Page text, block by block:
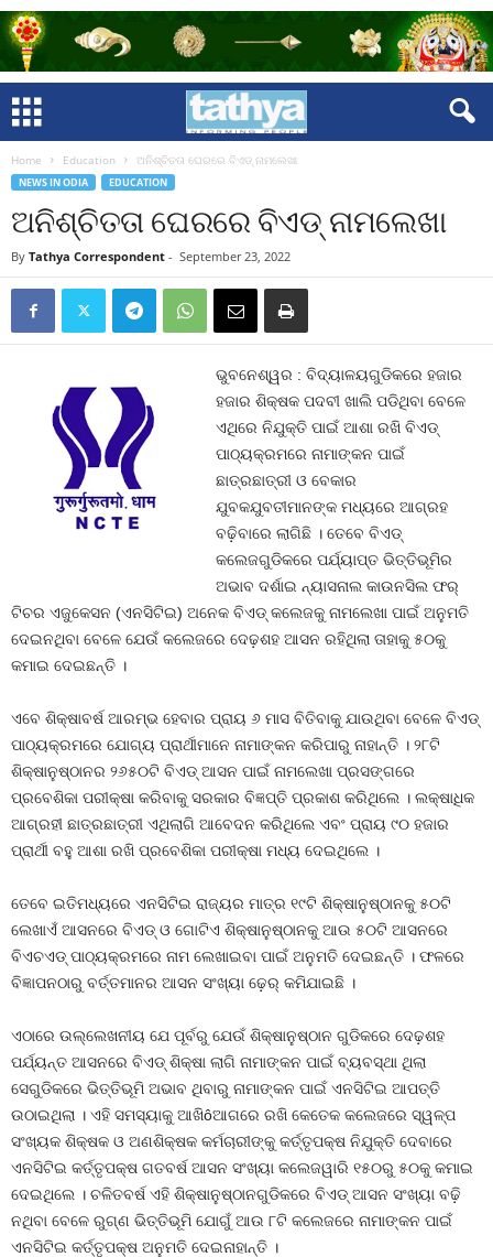
Home Education ଅନିଶ୍ଚିତତା ଘେରରେ ବିଏଡ୍‍ ନାମଲେଖା
NEWS IN ODIA EDUCATION
ଅନିଶ୍ଚିତତା ଘେରରେ ବିଏଡ୍‍ ନାମଲେଖା
By Tathya Correspondent - September 23, 2022
ଭୁବନେଶ୍ୱର : ବିଦ୍ୟାଳୟଗୁଡିକରେ ହଜାର
ହଜାର ଶିକ୍ଷକ ପଦବୀ ଖାଲି ପଡିଥିବା ବେଳେ
ଏଥିରେ ନିଯୁକ୍ତି ପାଇଁ ଆଶା ରଖି ବିଏଡ୍‍
ପାଠ୍ୟକ୍ରମରେ ନାମାଙ୍କନ ପାଇଁ
ଛାତ୍ରଛାତ୍ରୀ ଓ ବେକାର
ଯୁବକଯୁବତୀମାନଙ୍କ ମଧ୍ୟରେ ଆଗ୍ରହ
ବଢ଼ିବାରେ ଲାଗିଛି । ତେବେ ବିଏଡ୍‍
କଲେଜଗୁଡିକରେ ପର୍ଯ୍ୟାପ୍ତ ଭିତ୍ତିଭୂମିର
ଅଭାବ ଦର୍ଶାଇ ନ୍ୟାସନାଲ କାଉନସିଲ ଫର୍‍
ଟିଚର ଏଜୁକେସନ (ଏନସିଟିଇ) ଅନେକ ବିଏଡ୍‍ କଲେଜକୁ ନାମଲେଖା ପାଇଁ ଅନୁମତି
ଦେଇନଥିବା ବେଳେ ଯେଉଁ କଲେଜରେ ଦେଢ଼ଶହ ଆସନ ରହିଥିଲା ତାହାକୁ ୫୦କୁ
କମାଇ ଦେଇଛନ୍ତି ।
ଏବେ ଶିକ୍ଷାବର୍ଷ ଆରମ୍ଭ ହେବାର ପ୍ରାୟ ୬ ମାସ ବିତିବାକୁ ଯାଉଥିବା ବେଳେ ବିଏଡ୍‍
ପାଠ୍ୟକ୍ରମରେ ଯୋଗ୍ୟ ପ୍ରାର୍ଥୀମାନେ ନାମାଙ୍କନ କରିପାରୁ ନାହାନ୍ତି । ୨୮ଟି
ଶିକ୍ଷାନୁଷ୍ଠାନର ୨୬୫୦ଟି ବିଏଡ୍‍ ଆସନ ପାଇଁ ନାମଲେଖା ପ୍ରସଙ୍ଗରେ
ପ୍ରବେଶିକା ପରୀକ୍ଷା କରିବାକୁ ସରକାର ବିଜ୍ଞପ୍ତି ପ୍ରକାଶ କରିଥିଲେ । ଲକ୍ଷାଧିକ
ଆଗ୍ରହୀ ଛାତ୍ରଛାତ୍ରୀ ଏଥିଲାଗି ଆବେଦନ କରିଥିଲେ ଏବଂ ପ୍ରାୟ ୯୦ ହଜାର
ପ୍ରାର୍ଥୀ ବହୁ ଆଶା ରଖି ପ୍ରବେଶିକା ପରୀକ୍ଷା ମଧ୍ୟ ଦେଇଥିଲେ ।
ତେବେ ଇତିମଧ୍ୟରେ ଏନସିଟିଇ ରାଜ୍ୟର ମାତ୍ର ୧୯ଟି ଶିକ୍ଷାନୁଷ୍ଠାନକୁ ୫୦ଟି
ଲେଖାଏଁ ଆସନରେ ବିଏଡ୍‍ ଓ ଗୋଟିଏ ଶିକ୍ଷାନୁଷ୍ଠାନକୁ ଆଉ ୫୦ଟି ଆସନରେ
ବିଏଚଏଡ୍‍ ପାଠ୍ୟକ୍ରମରେ ନାମ ଲେଖାଇବା ପାଇଁ ଅନୁମତି ଦେଇଛନ୍ତି । ଫଳରେ
ବିଜ୍ଞାପନଠାରୁ ବର୍ତ୍ତମାନର ଆସନ ସଂଖ୍ୟା ଢ଼େର୍‍ କମିଯାଇଛି ।
ଏଠାରେ ଉଲ୍ଲେଖନୀୟ ଯେ ପୂର୍ବରୁ ଯେଉଁ ଶିକ୍ଷାନୁଷ୍ଠାନ ଗୁଡିକରେ ଦେଢ଼ଶହ
ପର୍ଯ୍ୟନ୍ତ ଆସନରେ ବିଏଡ୍‍ ଶିକ୍ଷା ଲାଗି ନାମାଙ୍କନ ପାଇଁ ବ୍ୟବସ୍ଥା ଥିଲା
ସେଗୁଡିକରେ ଭିତ୍ତିଭୂମି ଅଭାବ ଥିବାରୁ ନାମାଙ୍କନ ପାଇଁ ଏନସିଟିଇ ଆପତ୍ତି
ଉଠାଇଥିଲା । ଏହି ସମସ୍ୟାକୁ ଆଖିôଆଗରେ ରଖି କେତେକ କଲେଜରେ ସ୍ୱଳ୍ପ
ସଂଖ୍ୟକ ଶିକ୍ଷକ ଓ ଅଣଶିକ୍ଷକ କର୍ମଚାରୀଙ୍କୁ କର୍ତ୍ତୃପକ୍ଷ ନିଯୁକ୍ତି ଦେବାରେ
ଏନସିଟିଇ କର୍ତ୍ତୃପକ୍ଷ ଗତବର୍ଷ ଆସନ ସଂଖ୍ୟା କଲେଜୱାରି ୧୫୦ରୁ ୫୦କୁ କମାଇ
ଦେଇଥିଲେ । ଚଳିତବର୍ଷ ଏହି ଶିକ୍ଷାନୁଷ୍ଠାନଗୁଡିକରେ ବିଏଡ୍‍ ଆସନ ସଂଖ୍ୟା ବଢ଼ି
ନଥିବା ବେଳେ ରୁଗ୍‍ଣ ଭିତ୍ତିଭୂମି ଯୋଗୁଁ ଆଉ ୮ଟି କଲେଜରେ ନାମାଙ୍କନ ପାଇଁ
ଏନସିଟିଇ କର୍ତ୍ତୃପକ୍ଷ ଅନୁମତି ଦେଇନାହାନ୍ତି ।